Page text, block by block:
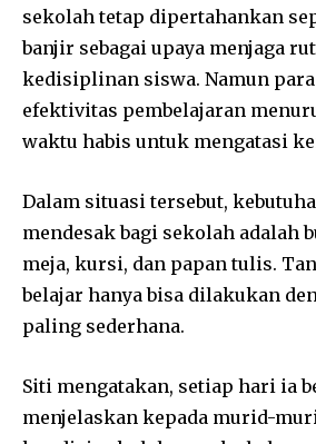
sekolah tetap dipertahankan
banjir sebagai upaya menjaga
kedisiplinan siswa. Namun
efektivitas pembelajaran
waktu habis untuk mengatasi
Dalam situasi tersebut,
mendesak bagi sekolah adalah
meja, kursi, dan papan tulis.
belajar hanya bisa dilakukan
paling sederhana.
Siti mengatakan, setiap hari ia
menjelaskan kepada murid-